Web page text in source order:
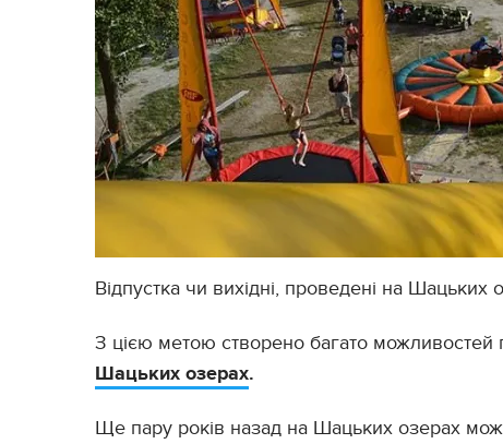
Відпустка чи вихідні, проведені на Шацьких
З цією метою створено багато можливостей
Шацьких озерах.
Ще пару років назад на Шацьких озерах